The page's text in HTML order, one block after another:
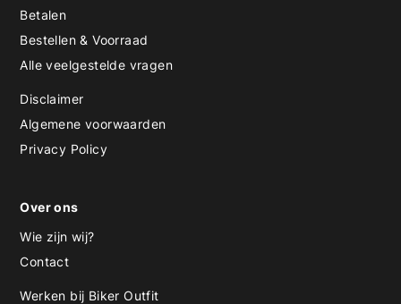
Betalen
Bestellen & Voorraad
Alle veelgestelde vragen
Disclaimer
Algemene voorwaarden
Privacy Policy
Over ons
Wie zijn wij?
Contact
Werken bij Biker Outfit